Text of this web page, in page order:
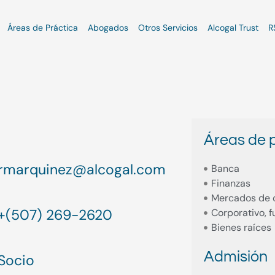
Áreas de Práctica Abogados Otros Servicios Alcogal Trust
269-2620
Áreas de
Banca
Finanzas
Mercados de
Corporativo,
Bienes raíces
Admisión